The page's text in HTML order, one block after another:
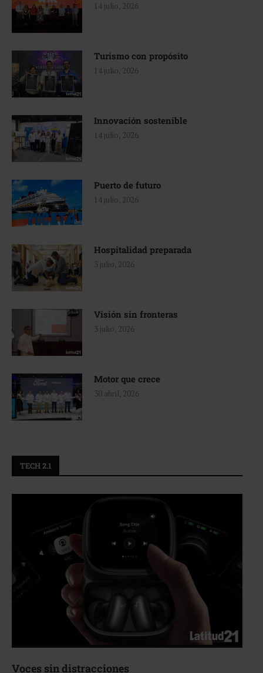
14 julio, 2026
Turismo con propósito
14 julio, 2026
Innovación sostenible
14 julio, 2026
Puerto de futuro
14 julio, 2026
Hospitalidad preparada
3 julio, 2026
Visión sin fronteras
3 julio, 2026
Motor que crece
30 abril, 2026
TECH 2.1
Voces sin distracciones